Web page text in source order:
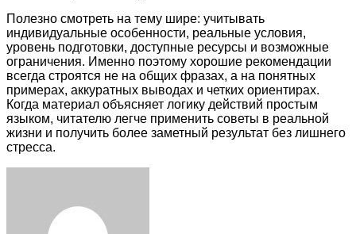
Полезно смотреть на тему шире: учитывать
индивидуальные особенности, реальные условия,
уровень подготовки, доступные ресурсы и возможные
ограничения. Именно поэтому хорошие рекомендации
всегда строятся не на общих фразах, а на понятных
примерах, аккуратных выводах и четких ориентирах.
Когда материал объясняет логику действий простым
языком, читателю легче применить советы в реальной
жизни и получить более заметный результат без лишнего
стресса.